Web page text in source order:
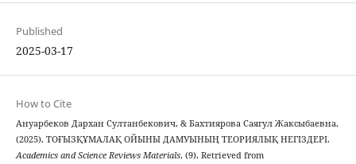
Published
2025-03-17
How to Cite
Ануарбеков Дархан Султанбекович, & Бахтиярова Саягул Жаксыбаевна.
(2025). ТОҒЫЗҚҰМАЛАҚ ОЙЫНЫ ДАМУЫНЫҢ ТЕОРИЯЛЫҚ НЕГІЗДЕРІ.
Academics and Science Reviews Materials, (9). Retrieved from